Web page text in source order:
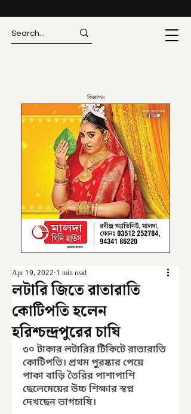
বিজ্ঞাপন
লটারি জিতে রাতারাতি
কোটিপতি হলেন
হরিশ্চন্দ্রপুরের চাষি
Apr 19, 2022 1 min read
৩০ টাকার লটারির টিকিটে রাতারাতি
কোটিপতি। প্রথম পুরষ্কার পেয়ে
পাকা বাড়ি তৈরির পাশাপাশি
ছেলেমেয়ের উচ্চ শিক্ষার স্বপ্ন
দেখছেন ভাগচাষি।